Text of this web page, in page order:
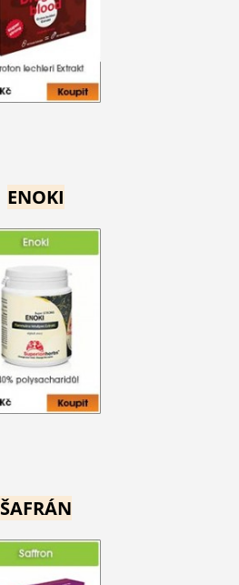
ENOKI
ŠAFRÁN